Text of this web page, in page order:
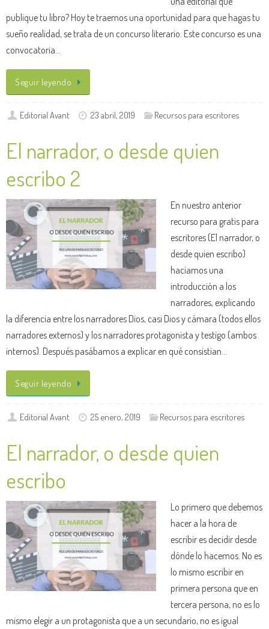
publique tu libro? Hoy te traemos una oportunidad para que hagas tu
sueño realidad, se trata de un concurso literario. Este concurso es una
convocatoria…
Seguir leyendo
Editorial Avant 23 abril, 2019 Recursos para escritores
El narrador, o desde quien
escribo 2
En nuestro anterior
recurso para gratis para
escritores (El narrador, o
desde quien escribo)
hacíamos una
introducción a los
narradores, explicando
la diferencia entre los narradores Dios, casi Dios y cámara (todos ellos
narradores externos) y los narradores protagonista y testigo (ambos
internos). Después pasábamos a explicar en qué consistían…
Seguir leyendo
Editorial Avant 25 enero, 2019 Recursos para escritores
El narrador, o desde quien
escribo
Lo primero que debemos
hacer a la hora de
escribir es decidir desde
dónde lo hacemos. No es
lo mismo escribir en
primera persona que en
tercera persona, no es lo
mismo elegir a un protagonista que a un secundario, no es igual